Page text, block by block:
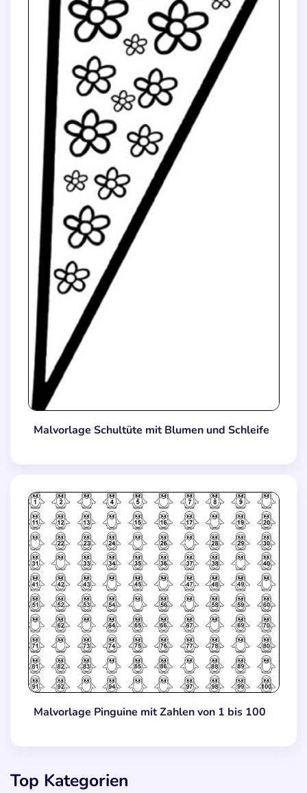
Malvorlage Schultüte mit Blumen und Schleife
Malvorlage Pinguine mit Zahlen von 1 bis 100
Top Kategorien